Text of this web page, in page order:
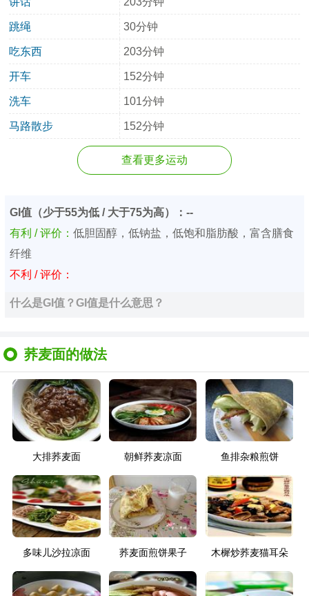
跳绳 30分钟
吃东西 203分钟
开车 152分钟
洗车 101分钟
马路散步 152分钟
查看更多运动
GI值（少于55为低 / 大于75为高）：--
有利 / 评价： 低胆固醇，低钠盐，低饱和脂肪酸，富含膳食
纤维
不利 / 评价：
什么是GI值？GI值是什么意思？
荞麦面的做法
大排荞麦面 朝鲜荞麦凉面 鱼排杂粮煎饼
多味儿沙拉凉面 荞麦面煎饼果子 木樨炒荞麦猫耳朵